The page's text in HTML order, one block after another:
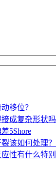
移位？
成复杂形状吗
5Shore
该如何处理？
性有什么特别